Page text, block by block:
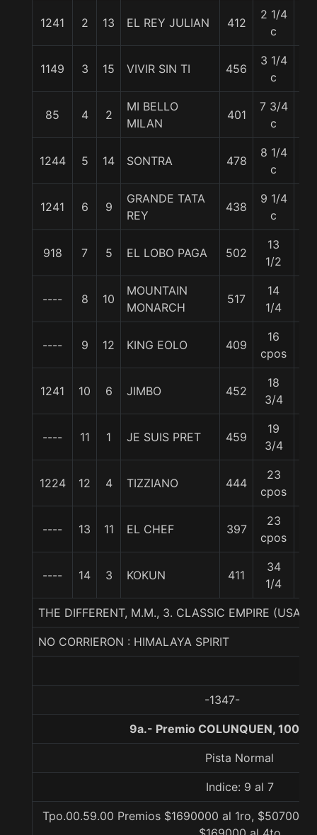
1241 2 13 EL REY JULIAN 412
2 1/4
c
1149 3 15 VIVIR SIN TI 456
3 1/4
c
85 4 2
MI BELLO
MILAN
401
7 3/4
c
1244 5 14 SONTRA 478
8 1/4
c
1241 6 9
GRANDE TATA
REY
438
9 1/4
c
918 7 5 EL LOBO PAGA 502
13
1/2
---- 8 10
MOUNTAIN
MONARCH
517
14
1/4
---- 9 12 KING EOLO 409
16
cpos
1241 10 6 JIMBO 452
18
3/4
---- 11 1 JE SUIS PRET 459
19
3/4
1224 12 4 TIZZIANO 444
23
cpos
---- 13 11 EL CHEF 397
23
cpos
---- 14 3 KOKUN 411
34
1/4
THE DIFFERENT, M.M., 3. CLASSIC EMPIRE (USA)-
NO CORRIERON : HIMALAYA SPIRIT
-1347-
9a.- Premio COLUNQUEN, 1000
Pista Normal
Indice: 9 al 7
Tpo.00.59.00 Premios $1690000 al 1ro, $507000